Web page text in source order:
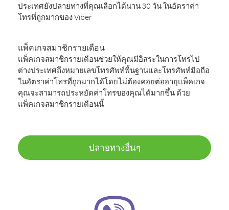
ประเทศยังปลายทางที่คุณเลือกได้นาน 30 วัน ในอัตราค่า
โทรที่ถูกมากของ Viber
แพ็คเกจสมาชิกรายเดือน
แพ็คเกจสมาชิกรายเดือนช่วยให้คุณมีอิสระในการโทรไป
ต่างประเทศถึงหมายเลขโทรศัพท์พื้นฐานและโทรศัพท์มือถือ
ในอัตราค่าโทรที่ถูกมากได้โดยไม่ต้องคอยต่ออายุแพ็คเกจ
คุณจะสามารถประหยัดค่าโทรของคุณได้มากขึ้น ด้วย
แพ็คเกจสมาชิกรายเดือนนี้
ปลายทางอื่นๆ